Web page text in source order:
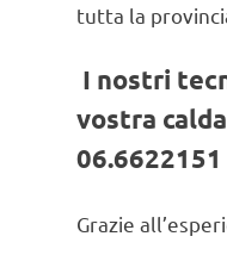
tutta la
I nostri
vostra
06.6622151
Grazie